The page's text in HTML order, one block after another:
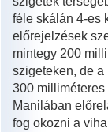
féle skálán 4-es
előrejelzések
mintegy 200
szigeteken, de a
300 milliméteres
Manilában
fog okozni a